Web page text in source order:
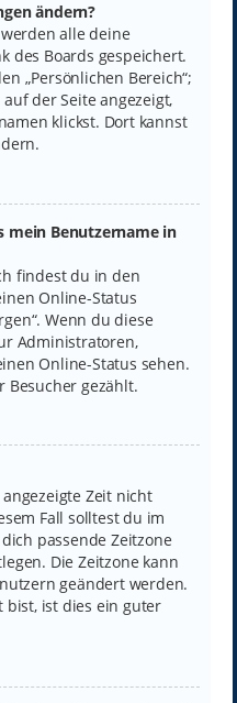
ändern?
alle deine
des Boards gespeichert.
„Persönlichen Bereich“;
der Seite angezeigt,
klickst. Dort kannst
mein Benutzername in
findest du in den
Online-Status
Wenn du diese
Administratoren,
Online-Status sehen.
Besucher gezählt.
Zeit nicht
Fall solltest du im
passende Zeitzone
Die Zeitzone kann
geändert werden.
ist dies ein guter